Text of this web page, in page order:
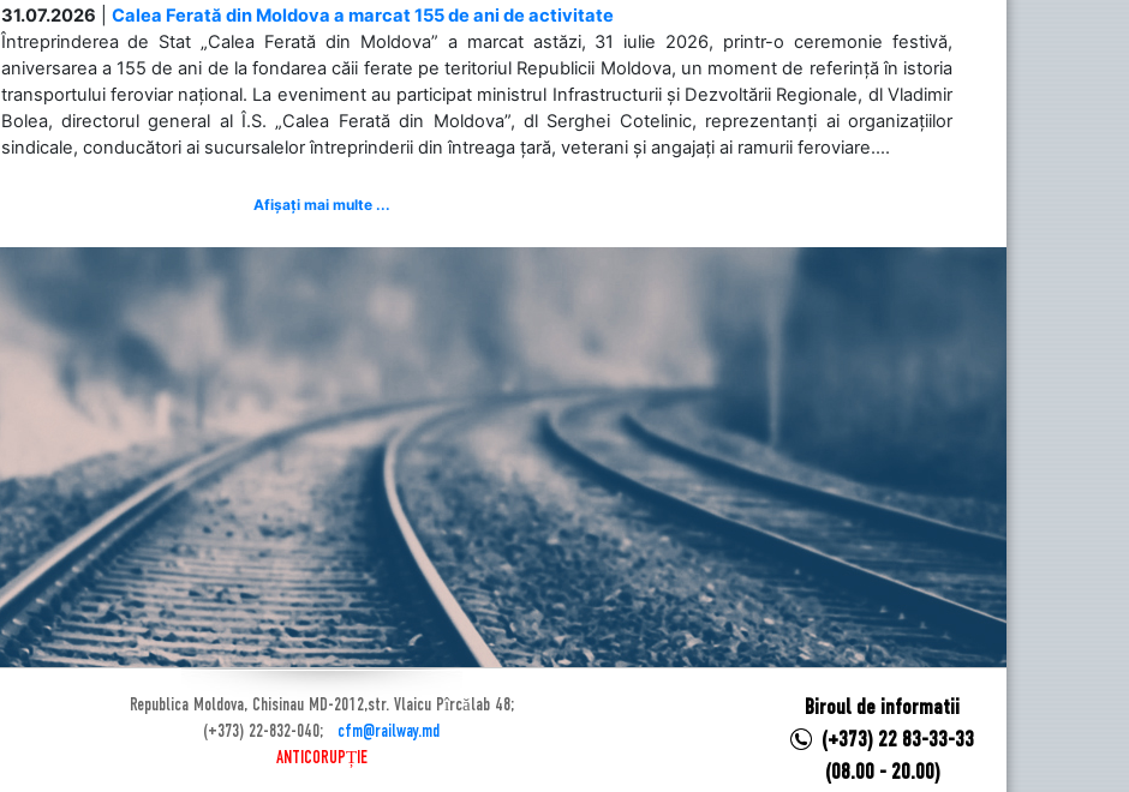
31.07.2026
Calea Ferată din Moldova a marcat 155 de ani de activitate
Întreprinderea de Stat „Calea Ferată din Moldova” a marcat astăzi, 31 iulie 2026, printr-o ceremonie festivă,
aniversarea a 155 de ani de la fondarea căii ferate pe teritoriul Republicii Moldova, un moment de referință în istoria
transportului feroviar național. La eveniment au participat ministrul Infrastructurii și Dezvoltării Regionale, dl Vladimir
Bolea, directorul general al Î.S. „Calea Ferată din Moldova”, dl Serghei Cotelinic, reprezentanți ai organizațiilor
sindicale, conducători ai sucursalelor întreprinderii din întreaga țară, veterani și angajați ai ramurii feroviare....
Afișați mai multe ...
Republica Moldova, Chisinau MD-2012,str. Vlaicu Pîrcălab 48;
(+373) 22-832-040; cfm@railway.md
ANTICORUPȚIE
Biroul de informatii
(+373) 22 83-33-33
(08.00 - 20.00)